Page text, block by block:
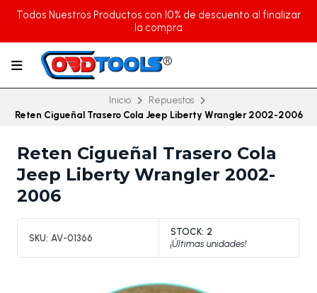
Todos Nuestros Productos con 10% de descuento al finalizar
la compra
Inicio
Repuestos
Reten Cigueñal Trasero Cola Jeep Liberty Wrangler 2002-2006
Reten Cigueñal Trasero Cola
Jeep Liberty Wrangler 2002-
2006
SKU: AV-01366
STOCK: 2
¡Últimas unidades!